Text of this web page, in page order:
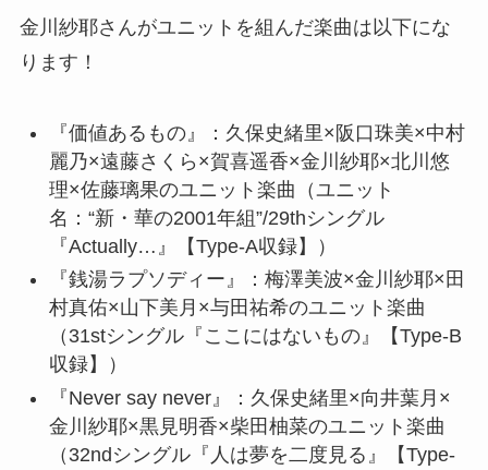
金川紗耶さんがユニットを組んだ楽曲は以下にな
ります！
『価値あるもの』：久保史緒里×阪口珠美×中村
麗乃×遠藤さくら×賀喜遥香×金川紗耶×北川悠
理×佐藤璃果のユニット楽曲（ユニット
名：“新・華の2001年組”/29thシングル
『Actually…』【Type-A収録】）
『銭湯ラプソディー』：梅澤美波×金川紗耶×田
村真佑×山下美月×与田祐希のユニット楽曲
（31stシングル『ここにはないもの』【Type-B
収録】）
『Never say never』：久保史緒里×向井葉月×
金川紗耶×黒見明香×柴田柚菜のユニット楽曲
（32ndシングル『人は夢を二度見る』【Type-